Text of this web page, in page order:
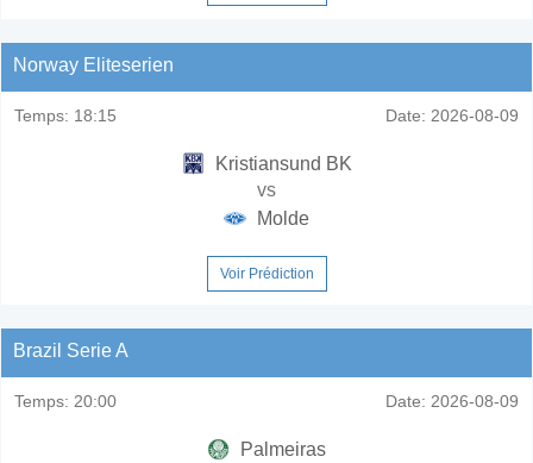
Norway Eliteserien
Temps: 18:15 Date: 2026-08-09
Kristiansund BK
vs
Molde
Voir Prédiction
Brazil Serie A
Temps: 20:00 Date: 2026-08-09
Palmeiras